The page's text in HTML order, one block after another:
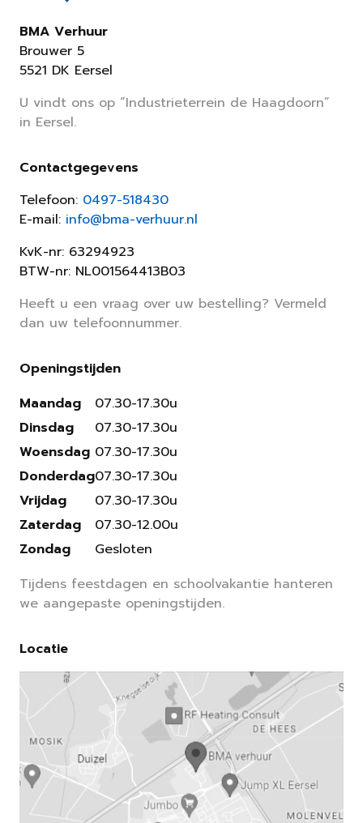
BMA Verhuur
Brouwer 5
5521 DK Eersel
U vindt ons op “Industrieterrein de Haagdoorn”
in Eersel.
Contactgegevens
Telefoon: 0497-518430
E-mail: info@bma-verhuur.nl
KvK-nr: 63294923
BTW-nr: NL001564413B03
Heeft u een vraag over uw bestelling? Vermeld
dan uw telefoonnummer.
Openingstijden
Maandag
Dinsdag
Woensdag
Donderdag
Vrijdag
Zaterdag
Zondag
07.30-17.30u
07.30-17.30u
07.30-17.30u
07.30-17.30u
07.30-17.30u
07.30-12.00u
Gesloten
Tijdens feestdagen en schoolvakantie hanteren
we aangepaste openingstijden.
Locatie